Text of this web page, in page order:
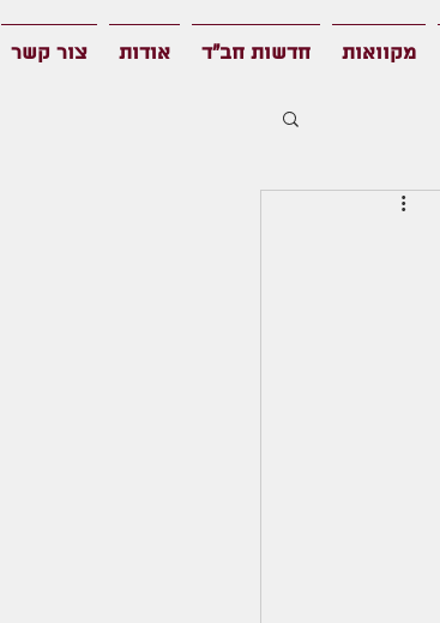
מקוואות חדשות חב"ד אודות צור קשר